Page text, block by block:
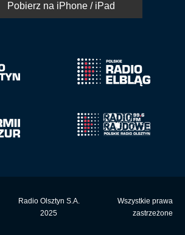
Pobierz na iPhone / iPad
Radio Olsztyn S.A.
2025
Wszystkie prawa
zastrzeżone